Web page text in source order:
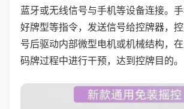
蓝牙或无线信号与手机等设备连接。
好牌型等指令，发送信号给控牌器，
号后驱动内部微型电机或机械结构，在
码牌过程中进行干预，达到控牌目的。